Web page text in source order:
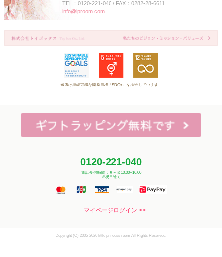
TEL：0120-221-040 / FAX：0282-28-6611
info@lproom.com
当店は持続可能な開発目標「SDGs」を推進しています。
0120-221-040
電話受付時間：月～金10:00~16:00
※祝日除く
マイページログイン >>
Copyright (C) 2005-2026 little princess room All Rights Reserved.